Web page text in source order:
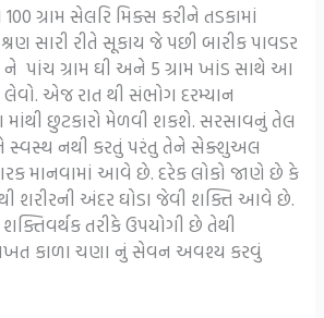
ગ્રામ સેલરિ મિક્સ કરીને તડકામાં
સારી રીતે સૂકાય જે પછી બારીક પાવડર
પાંચ ગ્રામ ઘી અને 5 ગ્રામ ખાંડ સાથે આ
એજ રાત થી સંભોગ દરમ્યાન
માંથી છુટકારો મેળવી શકશે. સરસાવનું તેલ
સ્વસ્થ નથી કરતું પરંતુ તેને સેક્શુઅલ
માનવામાં આવે છે. દરેક લોકો જાણે છે કે
શરીરની અંદર ઘોડા જેવી શક્તિ આવે છે.
તરીકે ઉપયોગી છે તેથી
કાળા ચણા નું સેવન અવશ્ય કરવું